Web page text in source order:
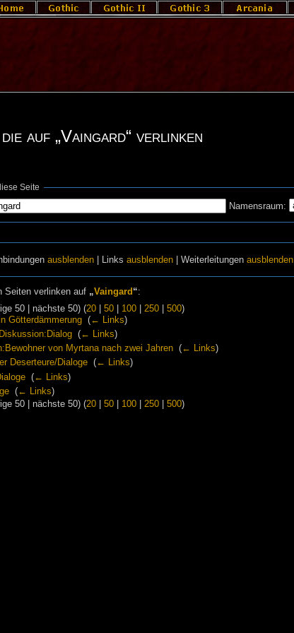
auf „Vaingard“ verlinken
Seite
Namensraum:
ausblenden | Linksausblenden | Weiterleitungenausblenden
Seiten verlinken auf „Vaingard “:
50 | nächste 50) (20| 50| 100| 250| 500)
Götterdämmerung‎ (← Links)
‎ (← Links)
von Myrtana nach zwei Jahren‎ (← Links)
Deserteure/Dialoge‎ (← Links)
‎ (← Links)
‎ (← Links)
50 | nächste 50) (20| 50| 100| 250| 500)